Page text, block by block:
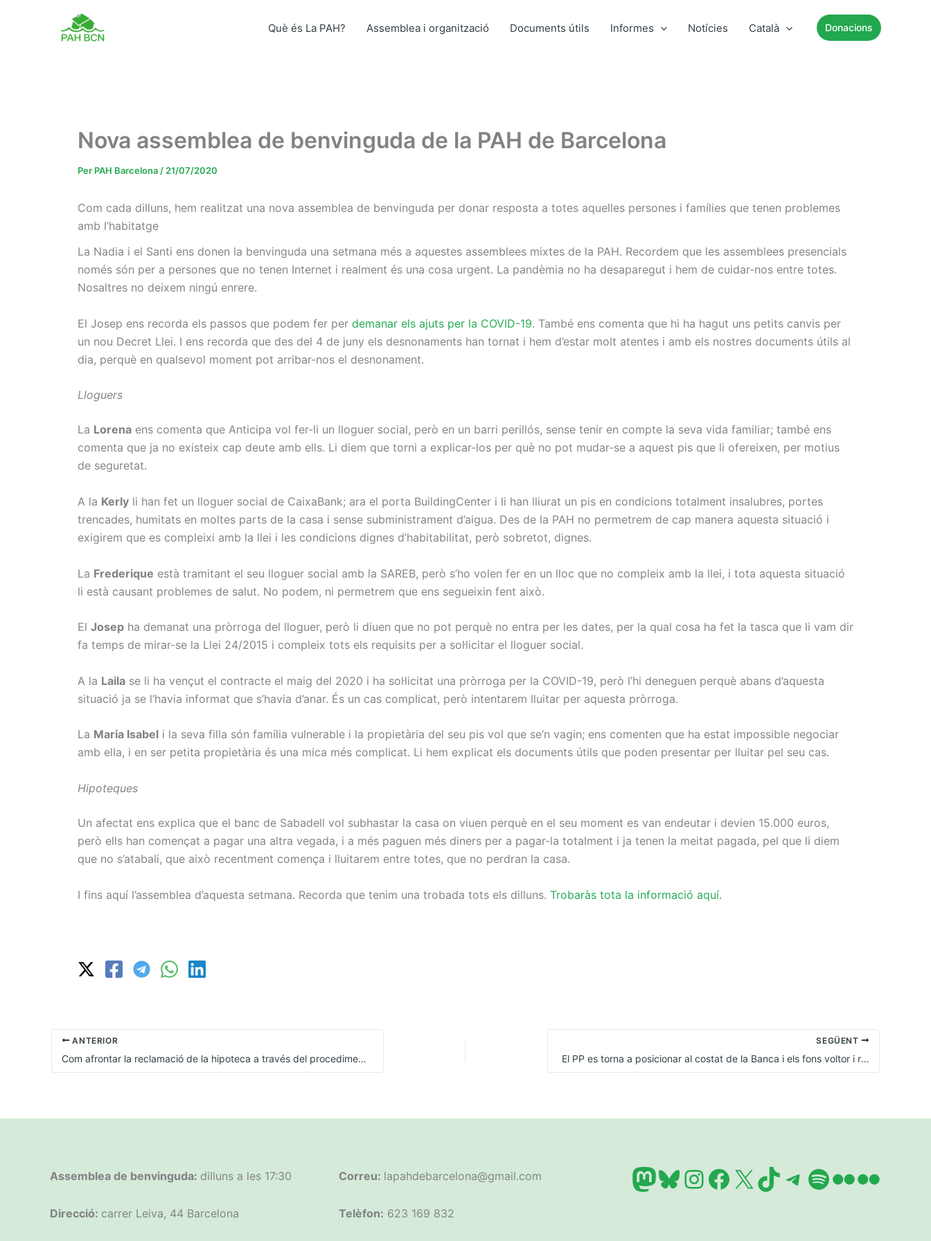
Què és La PAH? Assemblea i organització Documents útils Informes Notícies Català Donacions
Nova assemblea de benvinguda de la PAH de Barcelona
Per PAH Barcelona / 21/07/2020
Com cada dilluns, hem realitzat una nova assemblea de benvinguda per donar resposta a totes aquelles persones i famílies que tenen problemes
amb l’habitatge
La Nadia i el Santi ens donen la benvinguda una setmana més a aquestes assemblees mixtes de la PAH. Recordem que les assemblees presencials
només són per a persones que no tenen Internet i realment és una cosa urgent. La pandèmia no ha desaparegut i hem de cuidar-nos entre totes.
Nosaltres no deixem ningú enrere.
El Josep ens recorda els passos que podem fer per demanar els ajuts per la COVID-19. També ens comenta que hi ha hagut uns petits canvis per
un nou Decret Llei. I ens recorda que des del 4 de juny els desnonaments han tornat i hem d’estar molt atentes i amb els nostres documents útils al
dia, perquè en qualsevol moment pot arribar-nos el desnonament.
Lloguers
La Lorena ens comenta que Anticipa vol fer-li un lloguer social, però en un barri perillós, sense tenir en compte la seva vida familiar; també ens
comenta que ja no existeix cap deute amb ells. Li diem que torni a explicar-los per què no pot mudar-se a aquest pis que li ofereixen, per motius
de seguretat.
A la Kerly li han fet un lloguer social de CaixaBank; ara el porta BuildingCenter i li han lliurat un pis en condicions totalment insalubres, portes
trencades, humitats en moltes parts de la casa i sense subministrament d’aigua. Des de la PAH no permetrem de cap manera aquesta situació i
exigirem que es compleixi amb la llei i les condicions dignes d’habitabilitat, però sobretot, dignes.
La Frederique està tramitant el seu lloguer social amb la SAREB, però s’ho volen fer en un lloc que no compleix amb la llei, i tota aquesta situació
li està causant problemes de salut. No podem, ni permetrem que ens segueixin fent això.
El Josep ha demanat una pròrroga del lloguer, però li diuen que no pot perquè no entra per les dates, per la qual cosa ha fet la tasca que li vam dir
fa temps de mirar-se la Llei 24/2015 i compleix tots els requisits per a sol·licitar el lloguer social.
A la Laila se li ha vençut el contracte el maig del 2020 i ha sol·licitat una pròrroga per la COVID-19, però l’hi deneguen perquè abans d’aquesta
situació ja se l’havia informat que s’havia d’anar. És un cas complicat, però intentarem lluitar per aquesta pròrroga.
La Maria Isabel i la seva filla són família vulnerable i la propietària del seu pis vol que se’n vagin; ens comenten que ha estat impossible negociar
amb ella, i en ser petita propietària és una mica més complicat. Li hem explicat els documents útils que poden presentar per lluitar pel seu cas.
Hipoteques
Un afectat ens explica que el banc de Sabadell vol subhastar la casa on viuen perquè en el seu moment es van endeutar i devien 15.000 euros,
però ells han començat a pagar una altra vegada, i a més paguen més diners per a pagar-la totalment i ja tenen la meitat pagada, pel que li diem
que no s’atabali, que això recentment comença i lluitarem entre totes, que no perdran la casa.
I fins aquí l’assemblea d’aquesta setmana. Recorda que tenim una trobada tots els dilluns. Trobaràs tota la informació aquí.
ANTERIOR
Com afrontar la reclamació de la hipoteca a través del procediment ordinari
SEGÜENT
El PP es torna a posicionar al costat de la Banca i els fons voltor i recorre al Tribunal Constitucional l’ampliació de la Llei 24/2015
Assemblea de benvinguda: dilluns a les 17:30
Direcció: carrer Leiva, 44 Barcelona
Correu: lapahdebarcelona@gmail.com
Telèfon: 623 169 832
Mastodon
Bluesky
Instagram
Facebook
X TikTok
Telegram
Spotify
FlickrFlickr